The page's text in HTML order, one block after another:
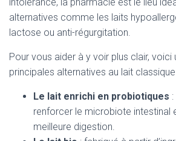
alternatives comme les laits
lactose ou anti-régurgitation.
Pour vous aider à y voir plus clair, voici
principales alternatives au lait
Le lait enrichi en probiotiques
renforcer le microbiote intestinal
meilleure digestion.